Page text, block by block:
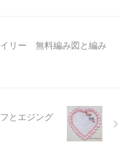
リー 無料編み図と編み
とエジング